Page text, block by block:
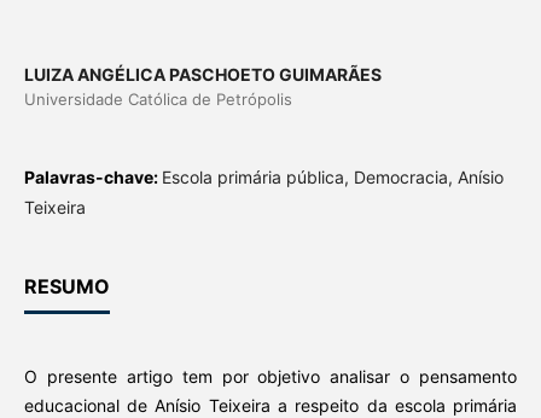
LUIZA ANGÉLICA PASCHOETO GUIMARÃES
Universidade Católica de Petrópolis
Palavras-chave: Escola primária pública, Democracia, Anísio
Teixeira
RESUMO
O presente artigo tem por objetivo analisar o pensamento
educacional de Anísio Teixeira a respeito da escola primária